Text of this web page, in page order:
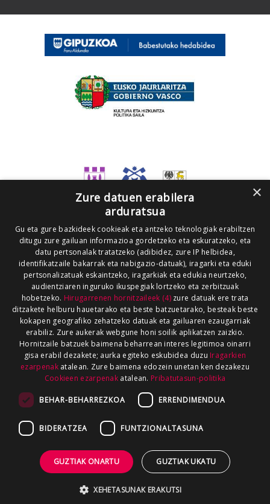
×
Zure datuen erabilera
arduratsua
Gu eta gure bazkideek cookieak eta antzeko teknologiak erabiltzen
ditugu zure gailuan informazioa gordetzeko eta eskuratzeko, eta
datu pertsonalak tratatzeko (adibidez, zure IP helbidea,
identifikatzaile bakarrak eta nabigazio-datuak), iragarki eta eduki
pertsonalizatuak eskaintzeko, iragarkiak eta edukia neurtzeko,
audientziaren inguruko ikuspegiak lortzeko eta zerbitzuak
hobetzeko. Hirugarrenen hornitzaileek (4)zure datuak ere trata
ditzakete helburu hauetarako eta beste batzuetarako, besteak beste
kokapen geografiko zehatzeko datuak eta gailuaren ezaugarriak
erabiliz. Zure aukerak webgune honi soilik aplikatzen zaizkio.
Hornitzaile batzuek baimena beharrean interes legitimoa oinarri
gisa erabil dezakete; aurka egiteko eskubidea duzu Iragarkien
ezarpenakatalean. Zure baimena edozein unetan ken dezakezu
Cookieen ezarpenak atalean. Pribatutasun-politika
BEHAR-BEHARREZKOA ERRENDIMENDUA
BIDERATZEA FUNTZIONALTASUNA
GUZTIAK ONARTU GUZTIAK UKATU
XEHETASUNAK ERAKUTSI